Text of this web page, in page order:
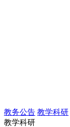
教务公告 教学科研
教学科研